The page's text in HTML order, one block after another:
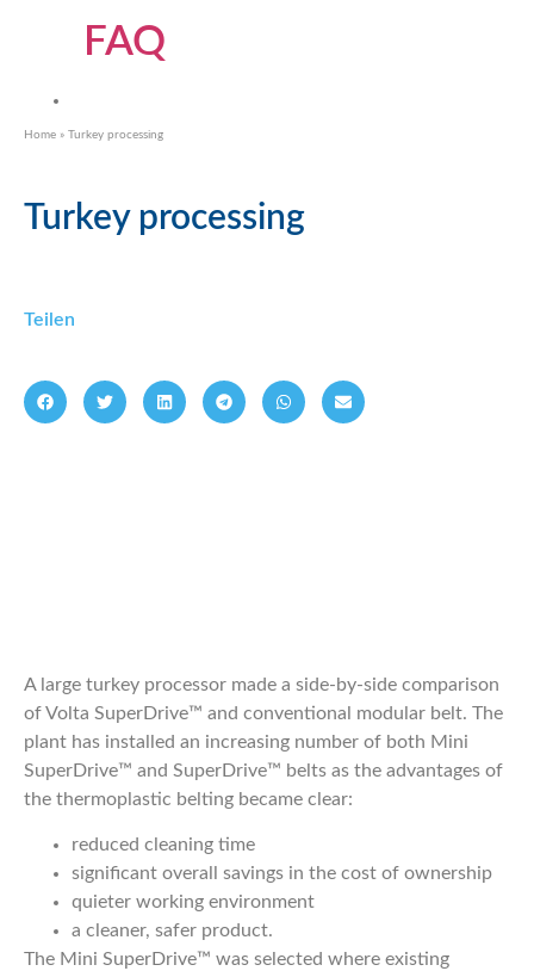
FAQ
Home » Turkey processing
Turkey processing
Teilen
A large turkey processor made a side-by-side comparison
of Volta SuperDrive™ and conventional modular belt. The
plant has installed an increasing number of both Mini
SuperDrive™ and SuperDrive™ belts as the advantages of
the thermoplastic belting became clear:
reduced cleaning time
significant overall savings in the cost of ownership
quieter working environment
a cleaner, safer product.
The Mini SuperDrive™ was selected where existing